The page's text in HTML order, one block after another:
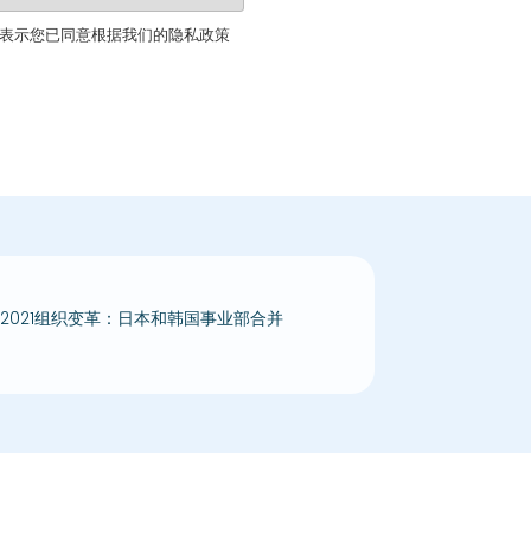
示您已同意根据我们的隐私政策
2021组织变革：日本和韩国事业部合并